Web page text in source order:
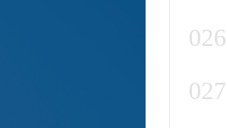
026
027